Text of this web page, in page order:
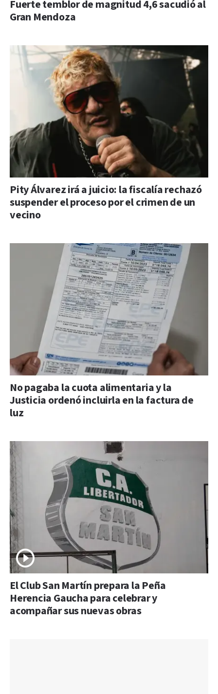
Fuerte temblor de magnitud 4,6 sacudió al
Gran Mendoza
Pity Álvarez irá a juicio: la fiscalía rechazó
suspender el proceso por el crimen de un
vecino
No pagaba la cuota alimentaria y la
Justicia ordenó incluirla en la factura de
luz
El Club San Martín prepara la Peña
Herencia Gaucha para celebrar y
acompañar sus nuevas obras